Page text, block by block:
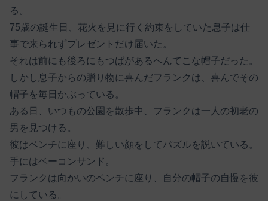
る。
75歳の誕生日、花火を見に行く約束をしていた息子は仕
事で来られずプレゼントだけ届いた。
それは前にも後ろにもつばがあるへんてこな帽子だった。
しかし息子からの贈り物に喜んだフランクは、喜んでその
帽子を毎日かぶっている。
ある日、いつもの公園を散歩中、フランクは一人の初老の
男を見つける。
彼はベンチに座り、難しい顔をしてパズルを説いている。
手にはベーコンサンド。
フランクは向かいのベンチに座り、自分の帽子の自慢を彼
にしている。